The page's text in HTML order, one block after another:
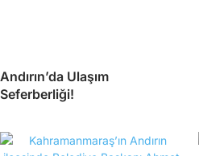
Andırın’da Ulaşım
Seferberliği!